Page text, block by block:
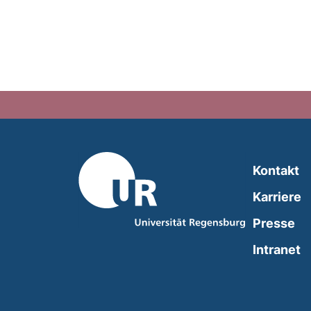
Kontakt
Karriere
Presse
Intranet